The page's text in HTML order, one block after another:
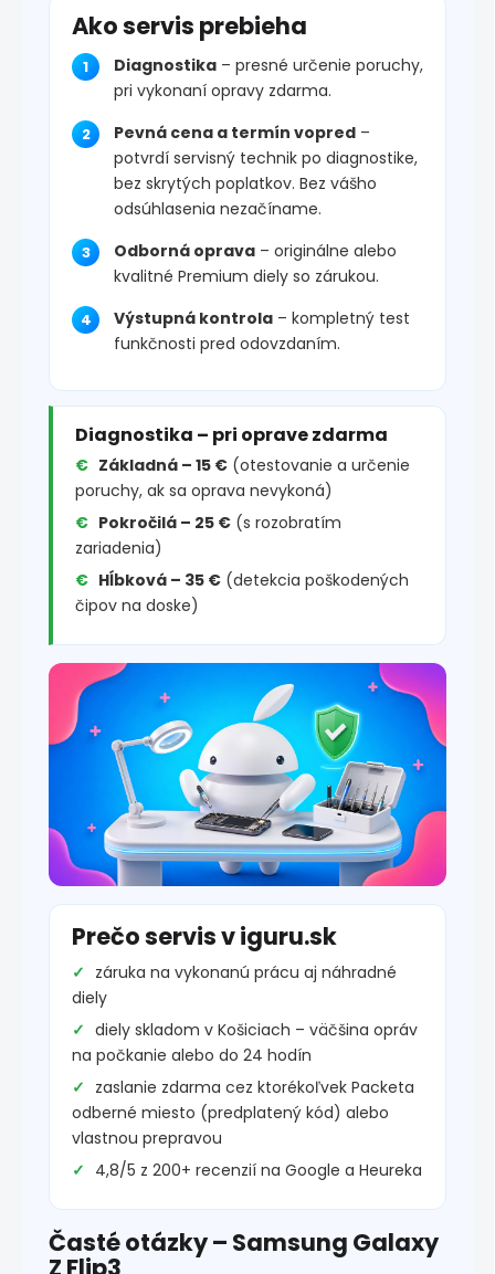
Ako servis prebieha
Diagnostika – presné určenie poruchy,
pri vykonaní opravy zdarma.
Pevná cena a termín vopred –
potvrdí servisný technik po diagnostike,
bez skrytých poplatkov. Bez vášho
odsúhlasenia nezačíname.
Odborná oprava – originálne alebo
kvalitné Premium diely so zárukou.
Výstupná kontrola – kompletný test
funkčnosti pred odovzdaním.
Diagnostika – pri oprave zdarma
Základná – 15 € (otestovanie a určenie
poruchy, ak sa oprava nevykoná)
Pokročilá – 25 € (s rozobratím
zariadenia)
Hĺbková – 35 € (detekcia poškodených
čipov na doske)
Prečo servis v iguru.sk
záruka na vykonanú prácu aj náhradné
diely
diely skladom v Košiciach – väčšina opráv
na počkanie alebo do 24 hodín
zaslanie zdarma cez ktorékoľvek Packeta
odberné miesto (predplatený kód) alebo
vlastnou prepravou
4,8/5 z 200+ recenzií na Google a Heureka
Časté otázky – Samsung Galaxy